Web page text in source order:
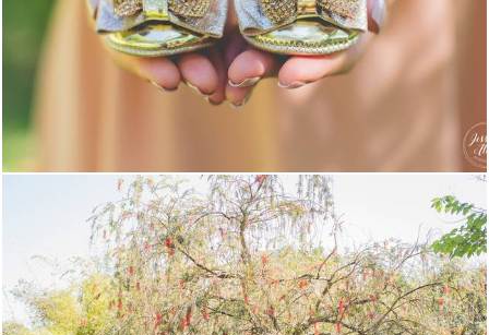
2102